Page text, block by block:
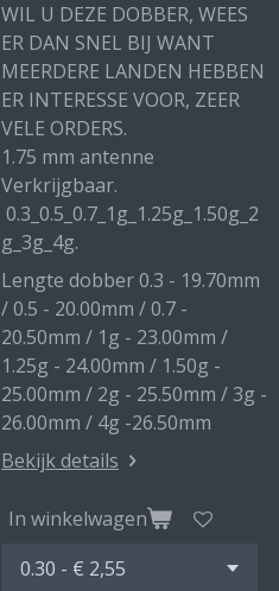
WIL U DEZE DOBBER, WEES
ER DAN SNEL BIJ WANT
MEERDERE LANDEN HEBBEN
ER INTERESSE VOOR, ZEER
VELE ORDERS.
1.75 mm antenne
Verkrijgbaar.
0.3_0.5_0.7_1g_1.25g_1.50g_2
g_3g_4g.
Lengte dobber 0.3 - 19.70mm
/ 0.5 - 20.00mm / 0.7 -
20.50mm / 1g - 23.00mm /
1.25g - 24.00mm / 1.50g -
25.00mm / 2g - 25.50mm / 3g -
26.00mm / 4g -26.50mm
Bekijk details
In winkelwagen